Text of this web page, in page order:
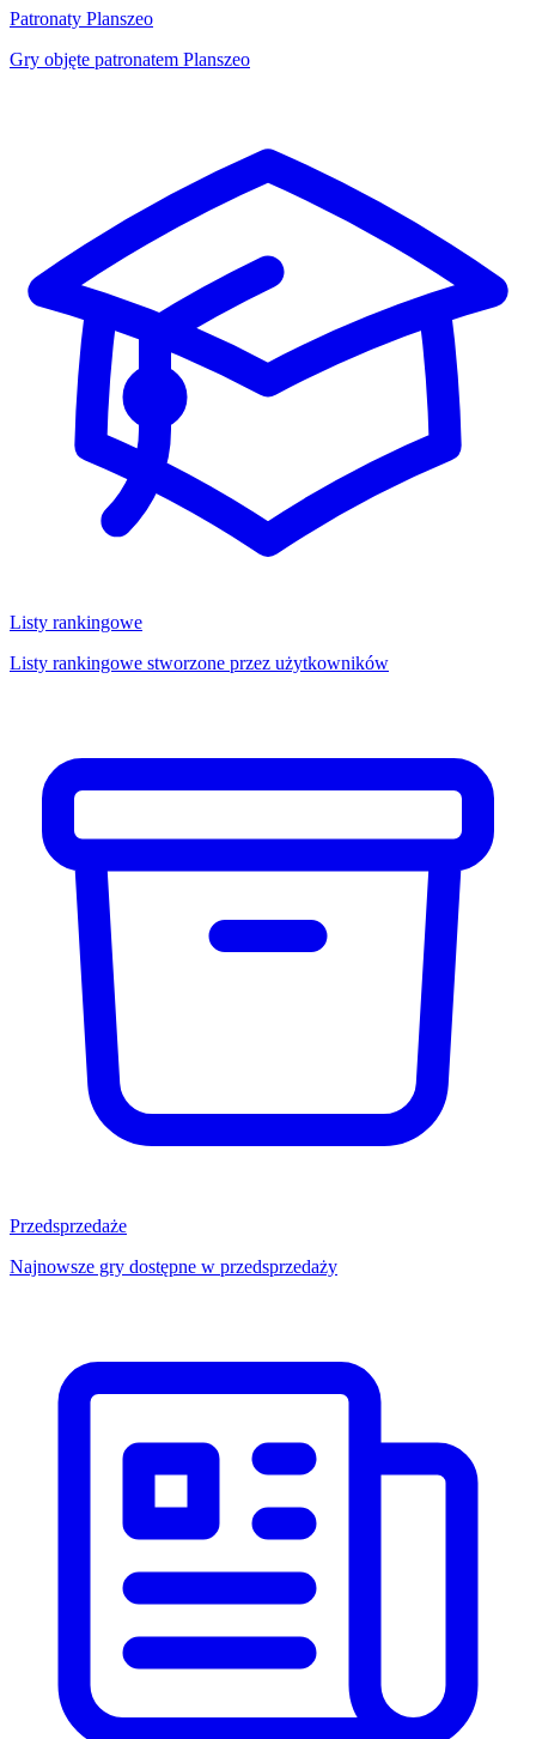
Patronaty Planszeo
Gry objęte patronatem Planszeo
Listy rankingowe
Listy rankingowe stworzone przez użytkowników
Przedsprzedaże
Najnowsze gry dostępne w przedsprzedaży